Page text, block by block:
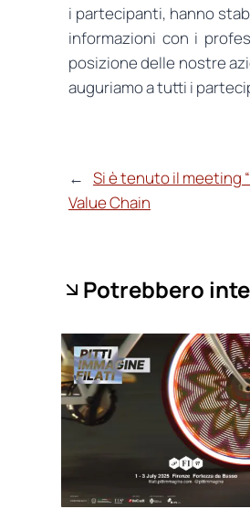
i partecipanti, hanno
informazioni con i
posizione delle nostre
auguriamo a tutti i
← Si è tenuto il meeting
Value Chain
Potrebbero